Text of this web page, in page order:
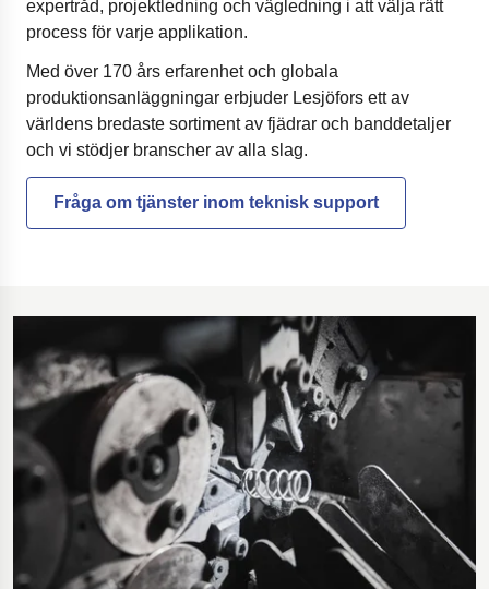
expertråd, projektledning och vägledning i att välja rätt
process för varje applikation.
Med över 170 års erfarenhet och globala
produktionsanläggningar erbjuder Lesjöfors ett av
världens bredaste sortiment av fjädrar och banddetaljer
och vi stödjer branscher av alla slag.
Fråga om tjänster inom teknisk support